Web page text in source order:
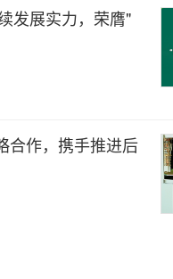
发展实力，荣膺"
合作，携手推进后